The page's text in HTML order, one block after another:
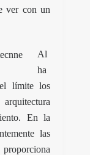
ver con un
Al
ha
límite los
En la
las
proporciona